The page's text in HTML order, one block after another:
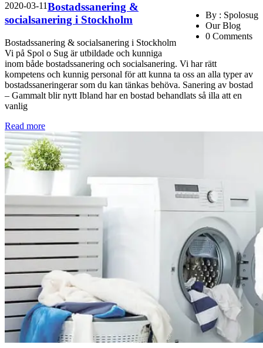
2020-03-11
By : Spolosug
Our Blog
0 Comments
Bostadssanering &
socialsanering i Stockholm
Bostadssanering & socialsanering i Stockholm
Vi på Spol o Sug är utbildade och kunniga
inom både bostadssanering och socialsanering. Vi har rätt
kompetens och kunnig personal för att kunna ta oss an alla typer av
bostadssaneringerar som du kan tänkas behöva. Sanering av bostad
– Gammalt blir nytt Ibland har en bostad behandlats så illa att en
vanlig
Read more